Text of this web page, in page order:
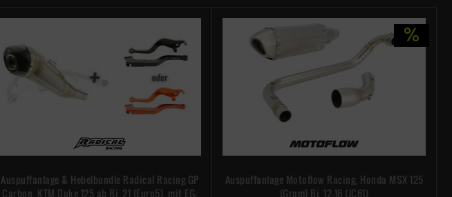
Auspuffanlage & Hebelbundle Radical Racing GP
Carbon, KTM Duke 125 ab Bj. 21 (Euro5), mit EG-
Auspuffanlage Motoflow Racing, Honda MSX 125
(Grom) Bj. 12-16 (JC61)